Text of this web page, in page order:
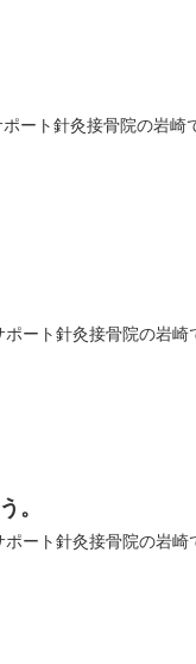
ート針灸接骨院の岩
ート針灸接骨院の岩
。
ート針灸接骨院の岩